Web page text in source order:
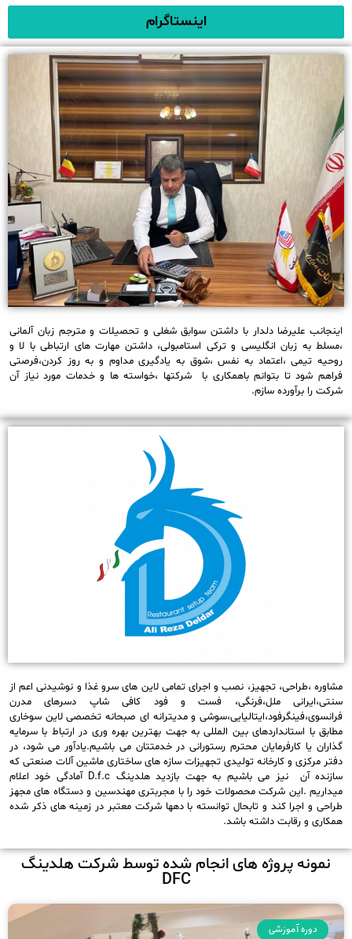
اینستاگرام
اینجانب علیرضا دلدار با داشتن سوابق شغلی و تحصیلات و مترجم زبان آلمانی
،مسلط به زبان انگلیسی و ترکی استامبولی، داشتن مهارت های ارتباطی با لا و
روحیه تیمی ،اعتماد به نفس ،شوق به یادگیری مداوم و به روز کردن،فرصتی
فراهم شود تا بتوانم باهمکاری با شرکتها ،خواسته ها و خدمات مورد نیاز آن
شرکت را برآورده سازم.
مشاوره ،طراحی، تجهیز، نصب و اجرای تمامی لاین های سرو غذا و نوشیدنی اعم از
سنتی،ایرانی ملل،فرنگی، فست و فود کافی شاپ دسرهای مدرن
فرانسوی،فینگرفود،ایتالیایی،سوشی و مدیترانه ای صبحانه تخصصی لاین سوخاری
مطابق با استانداردهای بین المللی به جهت بهترین بهره وری در ارتباط با سرمایه
گذاران یا کارفرمایان محترم رستورانی در خدمتتان می باشیم.یادآور می شود، در
دفتر مرکزی و کارخانه تولیدی تجهیزات سازه های ساختاری ماشین آلات صنعتی که
سازنده آن نیز می باشیم به جهت بازدید هلدینگ D.f.c آمادگی خود اعلام
میداریم .این شرکت محصولات خود را با مجربتری مهندسین و دستگاه های مجهز
طراحی و اجرا کند و تابحال توانسته با دهها شرکت معتبر در زمینه های ذکر شده
همکاری و رقابت داشته باشد.
نمونه پروژه های انجام شده توسط شرکت هلدینگ
DFC
دوره آموزشی